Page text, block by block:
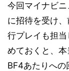
今回マイナビ
に招待を受け
行プレイも担
めておくと、
BF4あたりへ